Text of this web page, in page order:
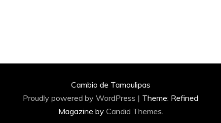
Cambio de Tamaulipas
Proudly powered by WordPress | Theme: Refined
Magazine by Candid Themes